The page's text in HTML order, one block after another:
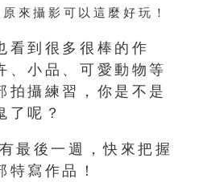
來攝影可以這麼好玩！
看到很多很棒的作
、小品、可愛動物等
拍攝練習，你是不是
了呢？
最後一週，快來把握
特寫作品！